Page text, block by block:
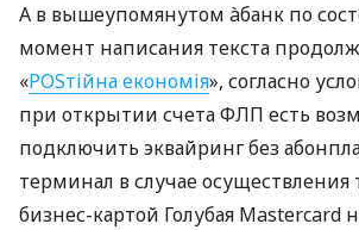
А в вышеупомянутом àбанк по
момент написания текста
«POSтійна економія», согласно
при открытии счета ФЛП есть
подключить эквайринг без
терминал в случае осуществления
бизнес-картой Голубая Mastercard